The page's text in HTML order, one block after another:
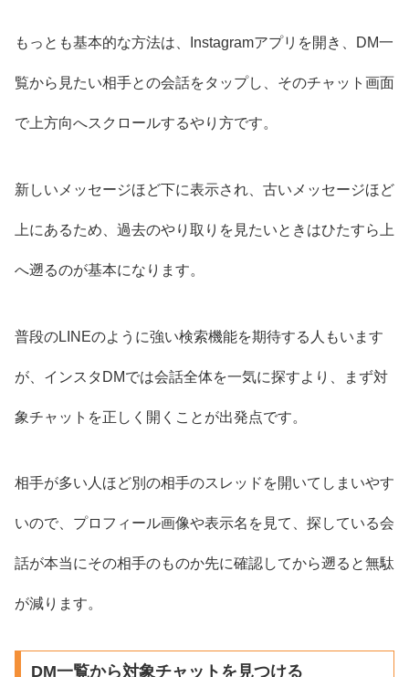
もっとも基本的な方法は、Instagramアプリを開き、DM一
覧から見たい相手との会話をタップし、そのチャット画面
で上方向へスクロールするやり方です。
新しいメッセージほど下に表示され、古いメッセージほど
上にあるため、過去のやり取りを見たいときはひたすら上
へ遡るのが基本になります。
普段のLINEのように強い検索機能を期待する人もいます
が、インスタDMでは会話全体を一気に探すより、まず対
象チャットを正しく開くことが出発点です。
相手が多い人ほど別の相手のスレッドを開いてしまいやす
いので、プロフィール画像や表示名を見て、探している会
話が本当にその相手のものか先に確認してから遡ると無駄
が減ります。
DM一覧から対象チャットを見つける